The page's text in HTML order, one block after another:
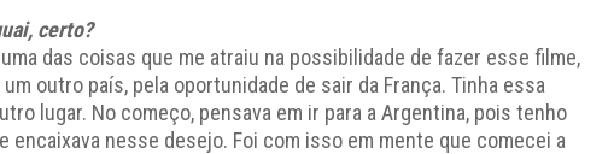
certo?
das coisas que me atraiu na possibilidade de fazer esse filme,
outro país, pela oportunidade de sair da França. Tinha essa
lugar. No começo, pensava em ir para a Argentina, pois tenho
encaixava nesse desejo. Foi com isso em mente que comecei a